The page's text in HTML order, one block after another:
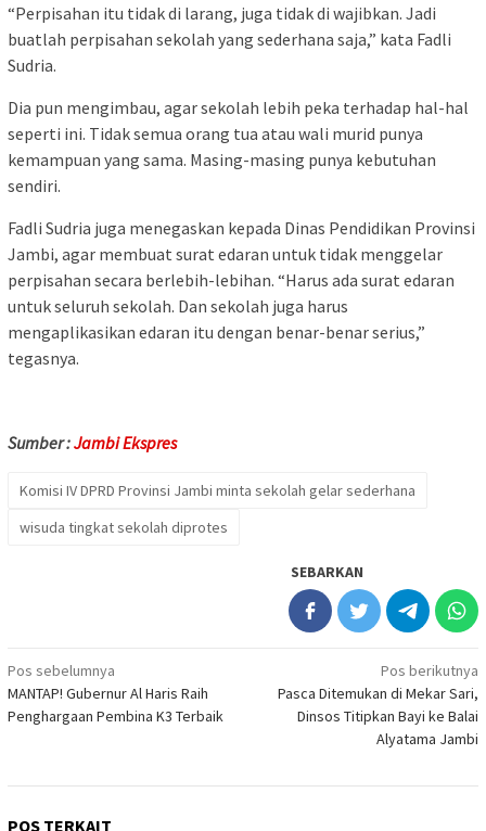
“Perpisahan itu tidak di larang, juga tidak di wajibkan. Jadi
buatlah perpisahan sekolah yang sederhana saja,” kata Fadli
Sudria.
Dia pun mengimbau, agar sekolah lebih peka terhadap hal-hal
seperti ini. Tidak semua orang tua atau wali murid punya
kemampuan yang sama. Masing-masing punya kebutuhan
sendiri.
Fadli Sudria juga menegaskan kepada Dinas Pendidikan Provinsi
Jambi, agar membuat surat edaran untuk tidak menggelar
perpisahan secara berlebih-lebihan. “Harus ada surat edaran
untuk seluruh sekolah. Dan sekolah juga harus
mengaplikasikan edaran itu dengan benar-benar serius,”
tegasnya.
Sumber :Jambi Ekspres
Komisi IV DPRD Provinsi Jambi minta sekolah gelar sederhana
wisuda tingkat sekolah diprotes
SEBARKAN
Navigasi
pos
Pos sebelumnya
MANTAP! Gubernur Al Haris Raih
Penghargaan Pembina K3 Terbaik
Pos berikutnya
Pasca Ditemukan di Mekar Sari,
Dinsos Titipkan Bayi ke Balai
Alyatama Jambi
POS TERKAIT